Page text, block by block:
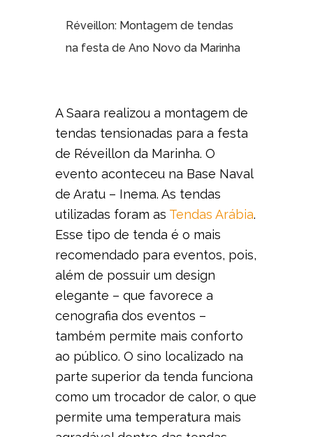
Réveillon: Montagem de tendas
na festa de Ano Novo da Marinha
A Saara realizou a montagem de
tendas tensionadas para a festa
de Réveillon da Marinha. O
evento aconteceu na Base Naval
de Aratu – Inema. As tendas
utilizadas foram as Tendas Arábia.
Esse tipo de tenda é o mais
recomendado para eventos, pois,
além de possuir um design
elegante – que favorece a
cenografia dos eventos –
também permite mais conforto
ao público. O sino localizado na
parte superior da tenda funciona
como um trocador de calor, o que
permite uma temperatura mais